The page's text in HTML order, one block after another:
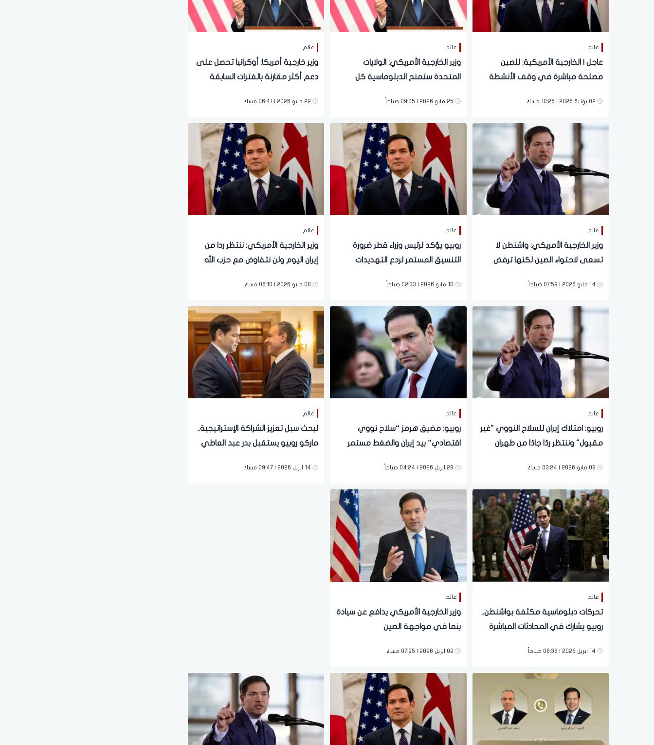
عالم
عاجل | الخارجية الأمريكية: للصين
مصلحة مباشرة في وقف الأنشطة
02 يونية 2026 | 10:26 مساءً
عالم
وزير الخارجية الأمريكي: الولايات
المتحدة ستمنح الدبلوماسية كل
25 مايو 2026 | 09:05 صباحاً
عالم
وزير خارجية أمريكا: أوكرانيا تحصل على
دعم أكثر مقارنة بالفترات السابقة
22 مايو 2026 | 06:41 مساءً
عالم
وزير الخارجية الأمريكي: واشنطن لا
تسعى لاحتواء الصين لكنها ترفض
14 مايو 2026 | 07:59 صباحاً
عالم
روبيو يؤكد لرئيس وزراء قطر ضرورة
التنسيق المستمر لردع التهديدات
10 مايو 2026 | 02:33 صباحاً
عالم
وزير الخارجية الأمريكي: ننتظر ردا من
إيران اليوم ولن نتفاوض مع حزب الله
08 مايو 2026 | 06:10 مساءً
عالم
روبيو: امتلاك إيران للسلاح النووي "غير
مقبول" وننتظر ردًا جادًا من طهران
08 مايو 2026 | 03:24 مساءً
عالم
روبيو: مضيق هرمز “سلاح نووي
اقتصادي” بيد إيران والضغط مستمر
28 ابريل 2026 | 04:24 صباحاً
عالم
لبحث سبل تعزيز الشراكة الإستراتيجية..
ماركو روبيو يستقبل بدر عبد العاطي
14 ابريل 2026 | 09:47 مساءً
عالم
تحركات دبلوماسية مكثفة بواشنطن..
روبيو يشارك في المحادثات المباشرة
14 ابريل 2026 | 08:38 صباحاً
عالم
وزير الخارجية الأمريكي يدافع عن سيادة
بنما في مواجهة الصين
02 ابريل 2026 | 07:25 مساءً